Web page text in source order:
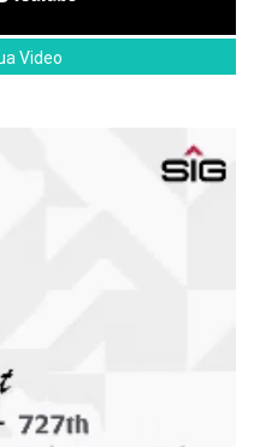
Video